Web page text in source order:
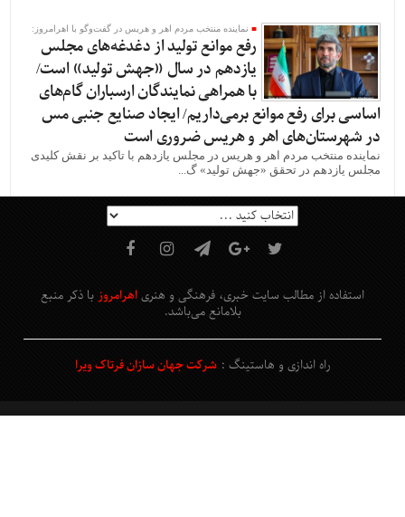
نماینده منتخب مردم اهر و هریس در گفت‌و‌گو با اهرامروز:
رفع موانع تولید از دغدغه‌های مجلس
یازدهم در سال «جهش تولید» است/
با همراهی نمایندگان ارسباران گام‌های
اساسی برای رفع موانع برمی‌داریم/ ایجاد صنایع جنبی مس
در شهرستان‌های اهر و هریس ضروری است
نماینده منتخب مردم اهر و هریس در مجلس یازدهم با تاکید بر نقش کلیدی
مجلس یازدهم در تحقق «جهش تولید» گ...
استفاده از مطالب سایت خبری، فرهنگی و هنری اهرامروز با ذکر منبع
بلامانع می‌باشد.
راه اندازی و هاستینگ :شرکت جهان سازان فرتاک ویرا